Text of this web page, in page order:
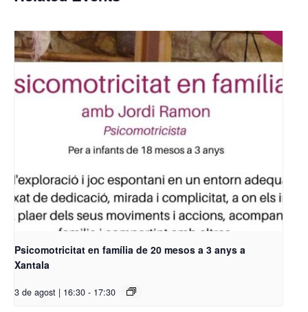
Psicomotricitat en família de 20 mesos a 3 anys a
Xantala
3 de agost | 16:30 - 17:30